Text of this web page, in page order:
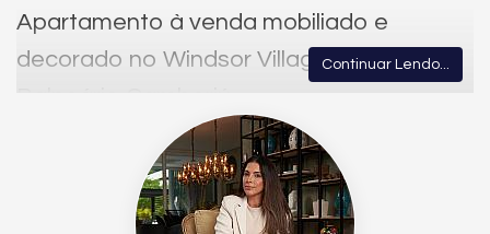
Apartamento à venda mobiliado e
decorado no Windsor Village em
Balneário Camboriú.
Apartamento com 04 suítes, living integrado, sacada com
churrasqueira à carvão, tudo isso em 139,48m² privativos,
mobiliado e decorado, localizado no Centro de Balnéario
Camboriú, na Rua 2850, com o altíssimo padrão Embraed. Há
poucos metros da praia, com uma incrível área de lazer, O
Continuar Lendo...